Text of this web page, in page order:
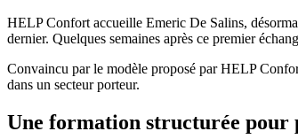
HELP Confort accueille Emeric De Salins,
dernier. Quelques semaines après ce premier
Convaincu par le modèle proposé par HELP
dans un secteur porteur.
Une formation structurée pour